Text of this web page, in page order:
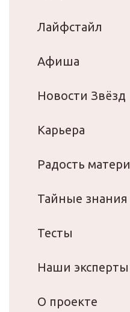
Лайфстайл
Афиша
Новости Звёзд
Карьера
Радость
Тайные знания
Тесты
Наши
О проекте